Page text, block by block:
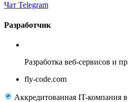
Чат Telegram
Разработчик
Разработка веб-сервисов и
fly-code.com
Аккредитованная IT-